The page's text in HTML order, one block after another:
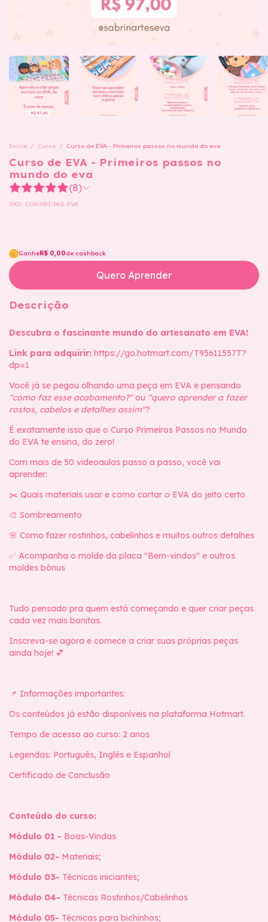
Início / Curso / Curso de EVA - Primeiros passos no mundo do eva
Curso de EVA - Primeiros passos no
mundo do eva
(8)
SKU: CUR-PRI-PAS-EVA
GanheR$ 0,00de cashback
Quero Aprender
Descrição
Descubra o fascinante mundo do artesanato em EVA!
Link para adquirir: https://go.hotmart.com/T95611557T?
dp=1
Você já se pegou olhando uma peça em EVA e pensando
"como faz esse acabamento?"ou "quero aprender a fazer
rostos, cabelos e detalhes assim"?
É exatamente isso que o Curso Primeiros Passos no Mundo
do EVA te ensina, do zero!
Com mais de 50 videoaulas passo a passo, você vai
aprender:
✂️ Quais materiais usar e como cortar o EVA do jeito certo
🎨 Sombreamento
🌸 Como fazer rostinhos, cabelinhos e muitos outros detalhes
✅ Acompanha o molde da placa "Bem-vindos" e outros
moldes bônus
Tudo pensado pra quem está começando e quer criar peças
cada vez mais bonitas.
Inscreva-se agora e comece a criar suas próprias peças
ainda hoje! 💕
📌 Informações importantes:
Os conteúdos já estão disponíveis na plataforma Hotmart.
Tempo de acesso ao curso: 2 anos
Legendas: Português, Inglês e Espanhol
Certificado de Conclusão
Conteúdo do curso:
Módulo 01 - Boas-Vindas
Módulo 02- Materiais;
Módulo 03- Técnicas iniciantes;
Módulo 04- Técnicas Rostinhos/Cabelinhos
Módulo 05- Técnicas para bichinhos;